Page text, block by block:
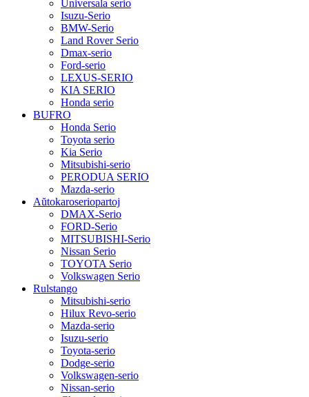
Universala serio
Isuzu-Serio
BMW-Serio
Land Rover Serio
Dmax-serio
Ford-serio
LEXUS-SERIO
KIA SERIO
Honda serio
BUFRO
Honda Serio
Toyota serio
Kia Serio
Mitsubishi-serio
PERODUA SERIO
Mazda-serio
Aŭtokaroseriopartoj
DMAX-Serio
FORD-Serio
MITSUBISHI-Serio
Nissan Serio
TOYOTA Serio
Volkswagen Serio
Rulstango
Mitsubishi-serio
Hilux Revo-serio
Mazda-serio
Isuzu-serio
Toyota-serio
Dodge-serio
Volkswagen-serio
Nissan-serio